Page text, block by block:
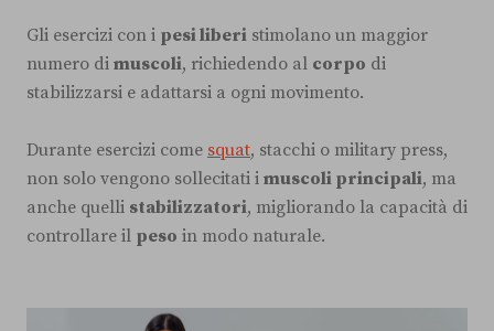
Gli esercizi con i pesi liberi stimolano un maggior
numero di muscoli, richiedendo al corpo di
stabilizzarsi e adattarsi a ogni movimento.
Durante esercizi come squat, stacchi o military press,
non solo vengono sollecitati i muscoli principali, ma
anche quelli stabilizzatori, migliorando la capacità di
controllare il peso in modo naturale.